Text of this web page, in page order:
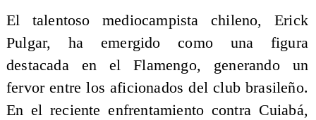
El talentoso mediocampista chileno, Erick
Pulgar, ha emergido como una figura
destacada en el Flamengo, generando un
fervor entre los aficionados del club brasileño.
En el reciente enfrentamiento contra Cuiabá,